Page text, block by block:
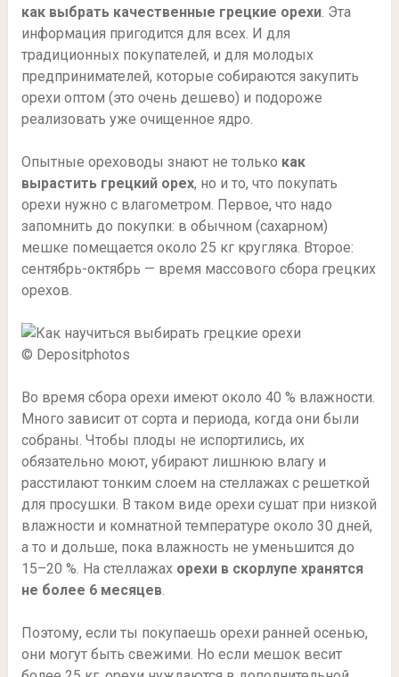
как выбрать качественные грецкие орехи. Эта
информация пригодится для всех. И для
традиционных покупателей, и для молодых
предпринимателей, которые собираются закупить
орехи оптом (это очень дешево) и подороже
реализовать уже очищенное ядро.
Опытные ореховоды знают не только как
вырастить грецкий орех, но и то, что покупать
орехи нужно с влагометром. Первое, что надо
запомнить до покупки: в обычном (сахарном)
мешке помещается около 25 кг кругляка. Второе:
сентябрь-октябрь — время массового сбора грецких
орехов.
© Depositphotos
Во время сбора орехи имеют около 40 % влажности.
Много зависит от сорта и периода, когда они были
собраны. Чтобы плоды не испортились, их
обязательно моют, убирают лишнюю влагу и
расстилают тонким слоем на стеллажах с решеткой
для просушки. В таком виде орехи сушат при низкой
влажности и комнатной температуре около 30 дней,
а то и дольше, пока влажность не уменьшится до
15–20 %. На стеллажах орехи в скорлупе хранятся
не более 6 месяцев.
Поэтому, если ты покупаешь орехи ранней осенью,
они могут быть свежими. Но если мешок весит